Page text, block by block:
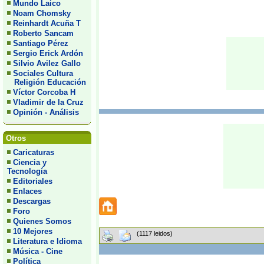
Mundo Laico
Noam Chomsky
Reinhardt Acuña T
Roberto Sancam
Santiago Pérez
Sergio Erick Ardón
Silvio Avilez Gallo
Sociales Cultura
Religión Educación
Víctor Corcoba H
Vladimir de la Cruz
Opinión - Análisis
Otros
Caricaturas
Ciencia y
Tecnología
Editoriales
Enlaces
Descargas
Foro
Quienes Somos
10 Mejores
Literatura e Idioma
Música - Cine
Política
(1117 leidos)